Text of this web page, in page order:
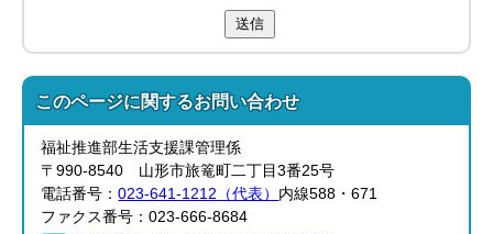
送信
このページに関するお問い合わせ
福祉推進部生活支援課管理係
〒990-8540 山形市旅篭町二丁目3番25号
電話番号：023-641-1212（代表） 内線588・671
ファクス番号：023-666-8684